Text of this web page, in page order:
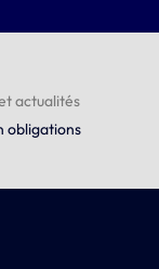
actualités
obligations